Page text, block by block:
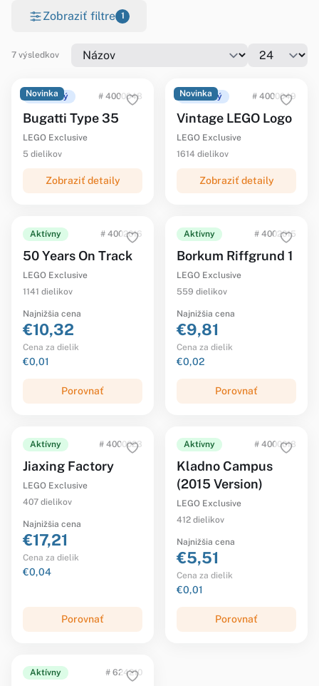
Zobraziť filtre 1
7 výsledkov
Novinka
Ohlásený # 4000048
Bugatti Type 35
LEGO Exclusive
5 dielikov
Zobraziť detaily
Novinka
Ohlásený # 4000049
Vintage LEGO Logo
LEGO Exclusive
1614 dielikov
Zobraziť detaily
Aktívny # 4002016
50 Years On Track
LEGO Exclusive
1141 dielikov
Najnižšia cena
€10,32
Cena za dielik
€0,01
Porovnať
Aktívny # 4002015
Borkum Riffgrund 1
LEGO Exclusive
559 dielikov
Najnižšia cena
€9,81
Cena za dielik
€0,02
Porovnať
Aktívny # 4000023
Jiaxing Factory
LEGO Exclusive
407 dielikov
Najnižšia cena
€17,21
Cena za dielik
€0,04
Porovnať
Aktívny # 4000018
Kladno Campus
(2015 Version)
LEGO Exclusive
412 dielikov
Najnižšia cena
€5,51
Cena za dielik
€0,01
Porovnať
Aktívny # 624210